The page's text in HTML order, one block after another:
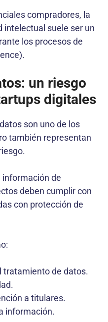
compradores, la
intelectual suele ser un
los procesos de
un riesgo
digitales
son uno de los
también representan
de
deben cumplir con
con protección de
tratamiento de datos.
a titulares.
información.